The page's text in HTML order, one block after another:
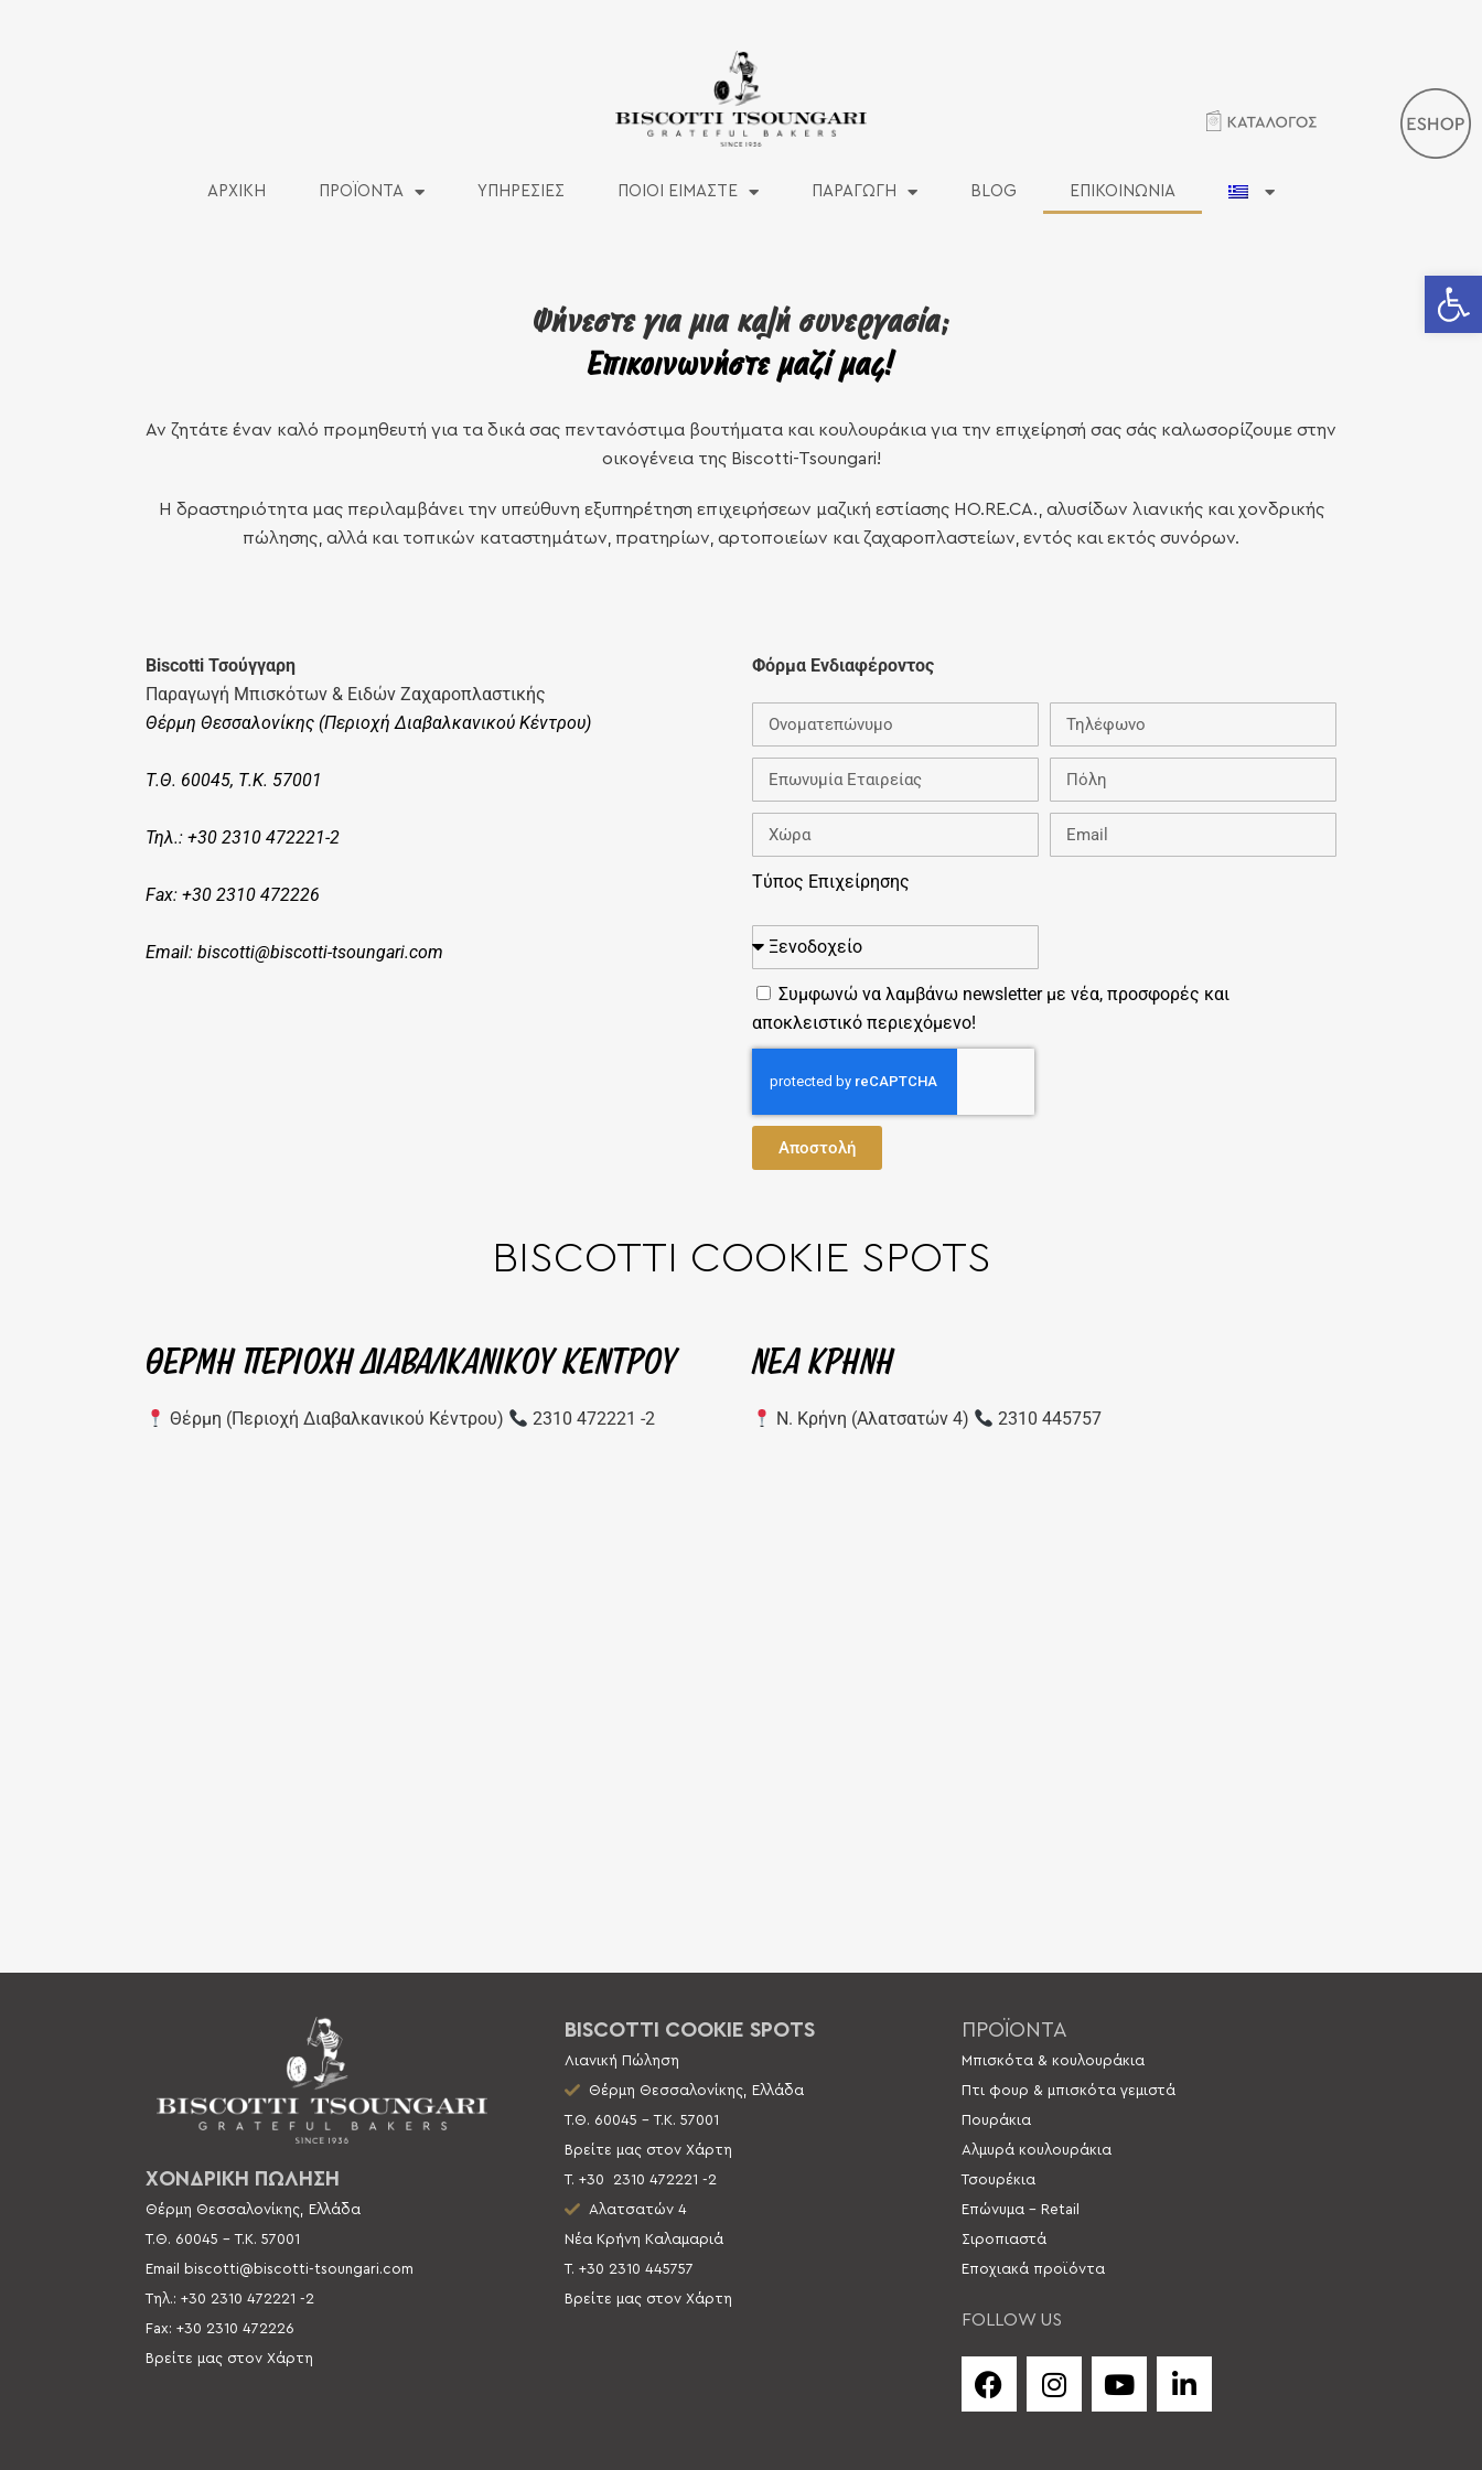
ΑΡΧΙΚΗ ΠΡΟΪΟΝΤΑ ΥΠΗΡΕΣΙΕΣ ΠΟΙΟΙ ΕΙΜΑΣΤΕ ΠΑΡΑΓΩΓΗ BLOG ΕΠΙΚΟΙΝΩΝΙΑ
Ψήνεστε για μια καλή συνεργασία;
Επικοινωνήστε μαζί μας!
Αν ζητάτε έναν καλό προμηθευτή για τα δικά σας πεντανόστιμα βουτήματα και κουλουράκια για την επιχείρησή σας σάς καλωσορίζουμε στην
οικογένεια της Biscotti-Tsoungari!
Η δραστηριότητα μας περιλαμβάνει την υπεύθυνη εξυπηρέτηση επιχειρήσεων μαζική εστίασης HO.RE.CA., αλυσίδων λιανικής και χονδρικής
πώλησης, αλλά και τοπικών καταστημάτων, πρατηρίων, αρτοποιείων και ζαχαροπλαστείων, εντός και εκτός συνόρων.
Biscotti Τσούγγαρη
Παραγωγή Μπισκότων & Ειδών Ζαχαροπλαστικής
Θέρμη Θεσσαλονίκης (Περιοχή Διαβαλκανικού Κέντρου)
Τ.Θ. 60045, Τ.Κ. 57001
Τηλ.: +30 2310 472221-2
Fax: +30 2310 472226
Email: biscotti@biscotti-tsoungari.com
Φόρμα Ενδιαφέροντος
Τύπος Επιχείρησης
Συμφωνώ να λαμβάνω newsletter με νέα, προσφορές και
αποκλειστικό περιεχόμενο!
Αποστολή
BISCOTTI COOKIE SPOTS
ΘΕΡΜΗ ΠΕΡΙΟΧΗ ΔΙΑΒΑΛΚΑΝΙΚΟΥ ΚΕΝΤΡΟΥ
Θέρμη (Περιοχή Διαβαλκανικού Κέντρου) 2310 472221 -2
ΝΕΑ ΚΡΗΝΗ
Ν. Κρήνη (Αλατσατών 4) 2310 445757
ΧΟΝΔΡΙΚΗ ΠΩΛΗΣΗ
Θέρμη Θεσσαλονίκης, Ελλάδα
Τ.Θ. 60045 –Τ.Κ. 57001
Email biscotti@biscotti-tsoungari.com
Τηλ.: +30 2310 472221 -2
Fax: +30 2310 472226
Βρείτε μας στον Χάρτη
BISCOTTI COOKIE SPOTS
Λιανική Πώληση
Θέρμη Θεσσαλονίκης, Ελλάδα
Τ.Θ. 60045 – Τ.Κ. 57001
Βρείτε μας στον Χάρτη
Τ. +30
2310 472221 -2
Αλατσατών 4
Νέα Κρήνη Καλαμαριά
Τ. +30 2310 445757
Βρείτε μας στον Χάρτη
ΠΡΟΪΟΝΤΑ
Μπισκότα & κουλουράκια
Πτι φουρ & μπισκότα γεμιστά
Πουράκια
Αλμυρά κουλουράκια
Τσουρέκια
Επώνυμα – Retail
Σιροπιαστά
Εποχιακά προϊόντα
FOLLOW US